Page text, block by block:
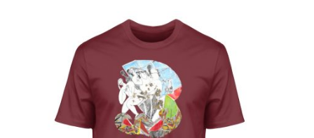
Varianten
auf.
Die
können
auf
der
Produktseite
gewählt
werden